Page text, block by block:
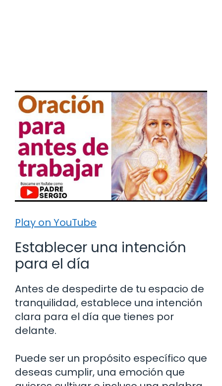
Play on YouTube
Establecer una intención
para el día
Antes de despedirte de tu espacio de
tranquilidad, establece una intención
clara para el día que tienes por
delante.
Puede ser un propósito específico que
deseas cumplir, una emoción que